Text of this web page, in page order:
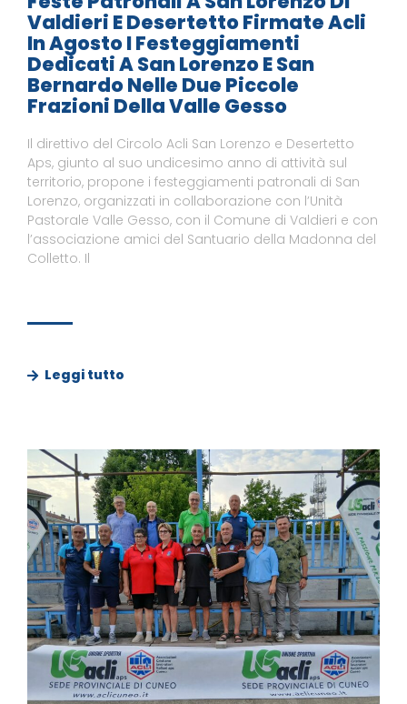
Valdieri E Desertetto Firmate Acli
In Agosto I Festeggiamenti
Dedicati A San Lorenzo E San
Bernardo Nelle Due Piccole
Frazioni Della Valle Gesso
Il direttivo del Circolo Acli San Lorenzo e Desertetto
Aps, giunto al suo undicesimo anno di attività sul
territorio, propone i festeggiamenti patronali di San
Lorenzo, organizzati in collaborazione con l’Unità
Pastorale Valle Gesso, con il Comune di Valdieri e con
l’associazione amici del Santuario della Madonna del
Colletto. Il
Leggi tutto